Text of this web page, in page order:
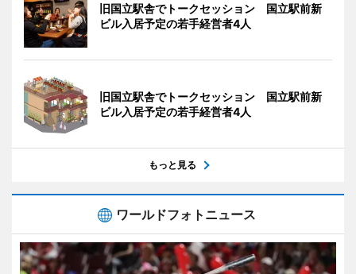
旧国立駅舎でトークセッション 国立駅前新
ビル入居予定の若手経営者4人
旧国立駅舎でトークセッション 国立駅前新
ビル入居予定の若手経営者4人
もっと見る
ワールドフォトニュース